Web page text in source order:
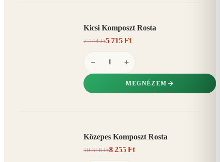
Kicsi Komposzt Rosta
7 144 Ft5 715 Ft
− +
MEGNÉZEM
Közepes Komposzt Rosta
10 318 Ft8 255 Ft